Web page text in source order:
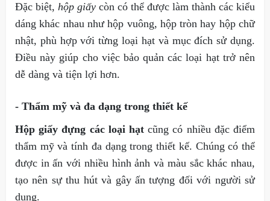
Đặc biệt, hộp giấy còn có thể được làm thành các kiểu
dáng khác nhau như hộp vuông, hộp tròn hay hộp chữ
nhật, phù hợp với từng loại hạt và mục đích sử dụng.
Điều này giúp cho việc bảo quản các loại hạt trở nên
dễ dàng và tiện lợi hơn.
- Thẩm mỹ và đa dạng trong thiết kế
Hộp giấy đựng các loại hạt cũng có nhiều đặc điểm
thẩm mỹ và tính đa dạng trong thiết kế. Chúng có thể
được in ấn với nhiều hình ảnh và màu sắc khác nhau,
tạo nên sự thu hút và gây ấn tượng đối với người sử
dụng.